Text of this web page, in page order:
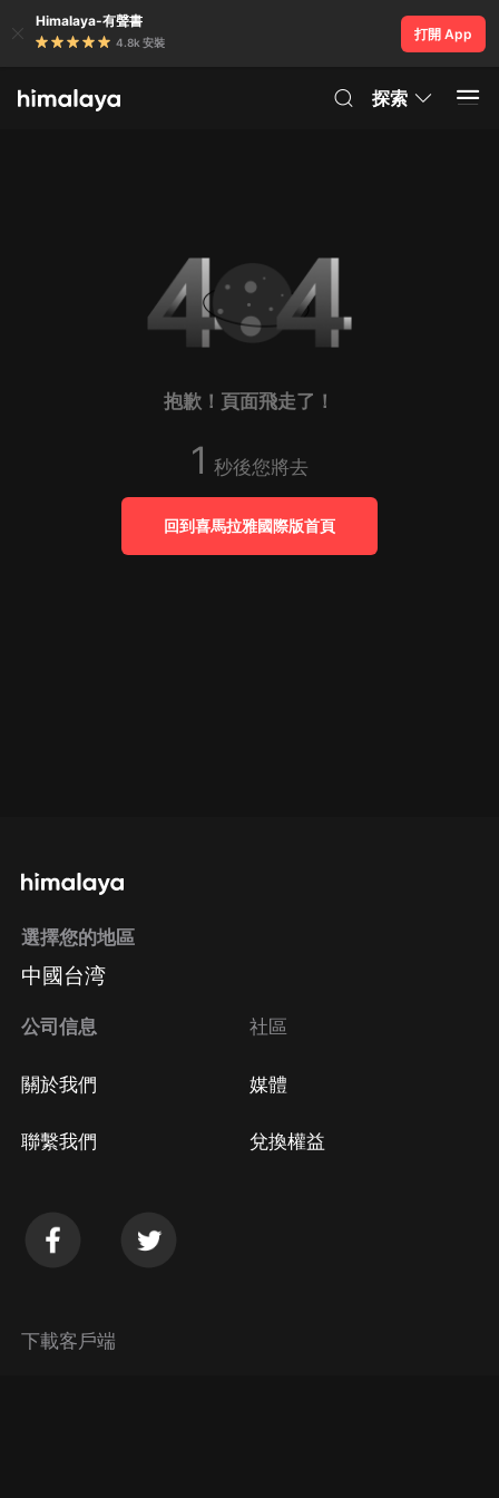
Himalaya-有聲書
4.8k 安裝
打開 App
探索
抱歉！頁面飛走了！
1 秒後您將去
回到喜馬拉雅國際版首頁
選擇您的地區
中國台湾
公司信息
關於我們
聯繫我們
社區
媒體
兌換權益
下載客戶端